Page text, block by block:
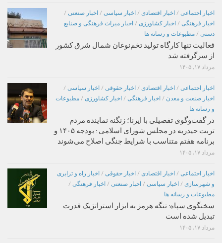
اخبار اجتماعی / اخبار اقتصادی / اخبار سیاسی / اخبار صنعتی /
اخبار فرهنگی / اخبار کشاورزی / اخبار میراث فرهنگی و صنایع
دستی / مطبوعات و رسانه ها
فعالیت تنها کارگاه تولید تخم‌نوغان شمال شرق کشور
از سرگرفته شد
مرداد ۱۷, ۱۴۰۵
اخبار اجتماعی / اخبار اقتصادی / اخبار حقوقی / اخبار سیاسی /
اخبار صنعت و معدن / اخبار فرهنگی / اخبار کشاورزی / مطبوعات
و رسانه ها
در گفت‌وگوی تفصیلی با ایرنا؛ زنگنه نماینده مردم
تربت حیدریه در مجلس شورای اسلامی : بودجه ۱۴۰۵ و
برنامه هفتم متناسب با شرایط جنگی اصلاح می‌شوند
مرداد ۱۷, ۱۴۰۵
اخبار اجتماعی / اخبار اقتصادی / اخبار حقوقی / اخبار راه و ترابری
و شهرسازی / اخبار سیاسی / اخبار صنعتی / اخبار فرهنگی /
مطبوعات و رسانه ها
سخنگوی سپاه: تنگه هرمز به ابزار استراتژیک قدرت
تبدیل شده است
مرداد ۱۷, ۱۴۰۵